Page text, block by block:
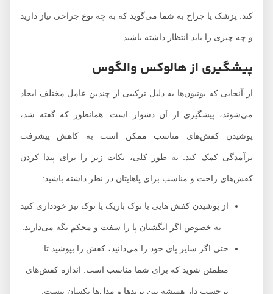
کند. پزشک یا جراح به شما می‌گوید که به چه نوع جراحی نیاز دارید
و چه چیزی را باید انتظار داشته باشید.
پیشگیری از هالوکس والگوس
از آنجایی که بونیون‌ها به دلیل ترکیبی از چندین عامل مختلف ایجاد
می‌شوند، پیشگیری از آن دشوار است. همانطور که گفته شد،
پوشیدن کفش‌های مناسب ممکن است به کاهش پیشرفت
برآمدگی کمک کند. به طور کلی، نکات زیر را برای پیدا کردن
کفش‌های راحت و مناسب برای پاهایتان در نظر داشته باشید:
از پوشیدن کفش هایی با نوک باریک یا نوک تیز خودداری کنید
– به خصوص اگر انگشتان پا را سفت و محکم نگه می‌دارند.
حتی اگر سایز پای خود را می‌دانید، کفش را بپوشید تا
مطمئن شوید که برای شما مناسب است. اندازه کفش‌های
برچسب دار همیشه بین برندها و مدل‌ها یکسان نیست.